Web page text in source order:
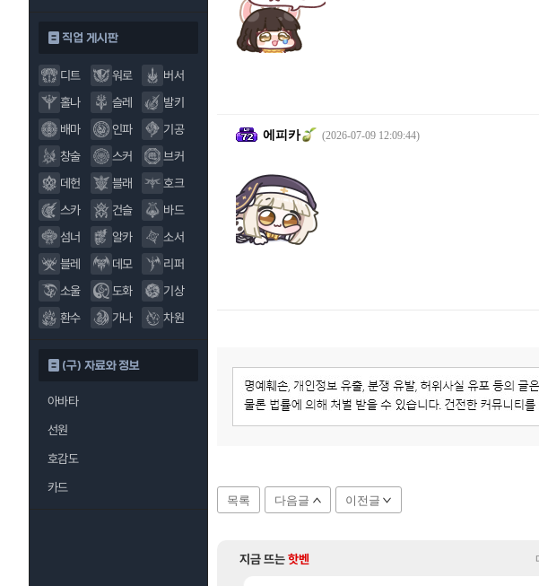
직업 게시판
디트 워로
버서
홀나
슬레
발키
배마
인파
기공
창술
스커
브커
데헌
블래
호크
스카
건슬
바드
섬너
알카
소서
블레
데모
리퍼
소울
도화
기상
환수
가나 차원
(구) 자료와 정보
아바타
선원
호감도
카드
에피카 (2026-07-09 12:09:44)
목록 다음글 이전글
지금 뜨는핫벤